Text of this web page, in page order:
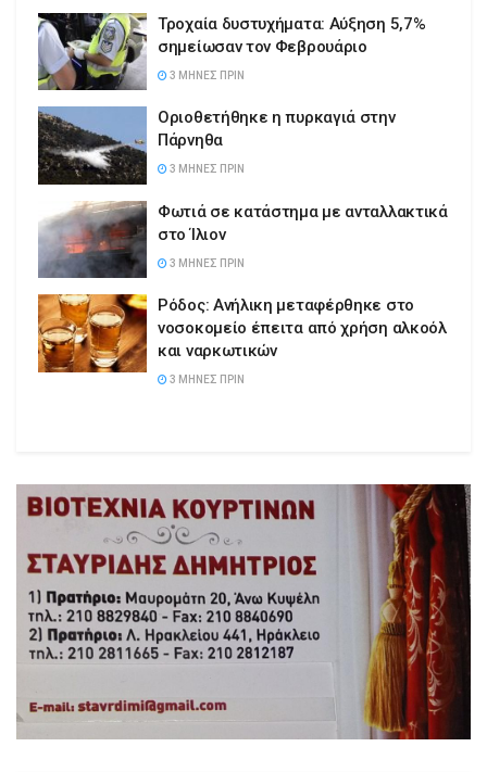
Τροχαία δυστυχήματα: Αύξηση 5,7%
σημείωσαν τον Φεβρουάριο
3 ΜΉΝΕΣ ΠΡΙΝ
Οριοθετήθηκε η πυρκαγιά στην
Πάρνηθα
3 ΜΉΝΕΣ ΠΡΙΝ
Φωτιά σε κατάστημα με ανταλλακτικά
στο Ίλιον
3 ΜΉΝΕΣ ΠΡΙΝ
Ρόδος: Ανήλικη μεταφέρθηκε στο
νοσοκομείο έπειτα από χρήση αλκοόλ
και ναρκωτικών
3 ΜΉΝΕΣ ΠΡΙΝ